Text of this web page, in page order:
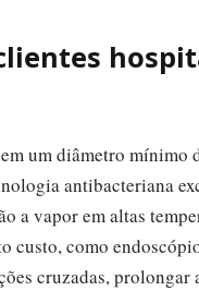
um diâmetro mínimo
antibacteriana
a vapor em altas
custo, como
cruzadas,